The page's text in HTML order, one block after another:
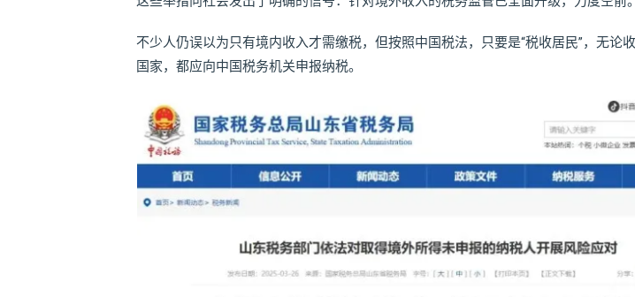
不少人仍误以为只有境内收入才需缴税，但按照中国税法，只要是“税收居民”，无论
国家，都应向中国税务机关申报纳税。